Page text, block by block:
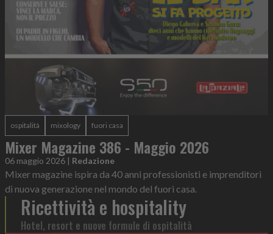
ospitalità mixology fuori casa
Mixer Magazine 386 - Maggio 2026
06 maggio 2026 | Redazione
Mixer magazine ispira da 40 anni professionisti e imprenditori
di nuova generazione nel mondo del fuori casa.
Ricettività e hospitality
Hotel, resort e nuove formule di ospitalità